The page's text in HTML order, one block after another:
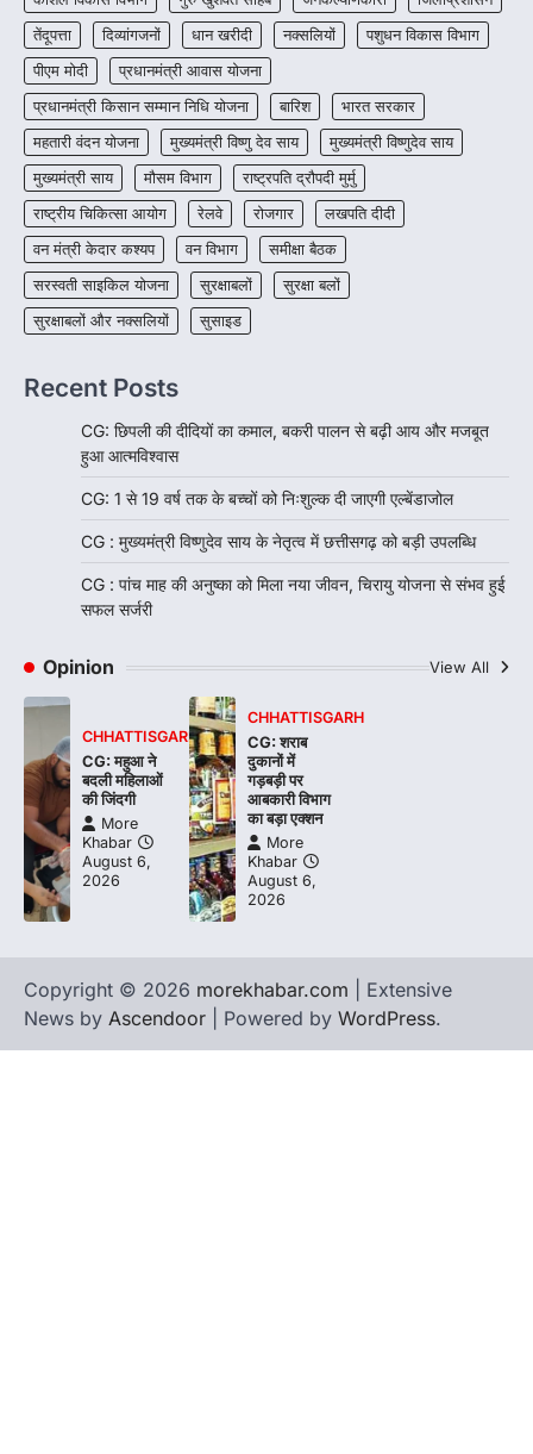
4
रायपुर। राष्ट्रीय बाल स्वास्थ्य कार्यक्रम (चिरायु) के तहत
जशपुर जिले की 5 माह की मासूम…
तेंदूपत्ता
दिव्यांगजनों धान खरीदी नक्सलियों
पशुधन विकास विभाग
पीएम मोदी
प्रधानमंत्री आवास योजना
प्रधानमंत्री किसान सम्मान निधि योजना
बारिश
भारत सरकार
महतारी वंदन योजना
मुख्यमंत्री विष्णु देव साय
मुख्यमंत्री विष्णुदेव साय
मुख्यमंत्री साय
मौसम विभाग
राष्ट्रपति द्रौपदी मुर्मु
राष्ट्रीय चिकित्सा आयोग
रेलवे रोजगार
लखपति दीदी
वन मंत्री केदार कश्यप
वन विभाग
समीक्षा बैठक
सरस्वती साइकिल योजना
सुरक्षाबलों
सुरक्षा बलों
सुरक्षाबलों और नक्सलियों
सुसाइड
Recent Posts
CG: छिपली की दीदियों का कमाल, बकरी पालन से बढ़ी आय और मजबूत
हुआ आत्मविश्वास
CG: 1 से 19 वर्ष तक के बच्चों को निःशुल्क दी जाएगी एल्बेंडाजोल
CG : मुख्यमंत्री विष्णुदेव साय के नेतृत्व में छत्तीसगढ़ को बड़ी उपलब्धि
CG : पांच माह की अनुष्का को मिला नया जीवन, चिरायु योजना से संभव हुई
सफल सर्जरी
Opinion View All
CHHATTISGARH
CG: महुआ ने
बदली महिलाओं
की जिंदगी
More
Khabar
August 6,
2026
CHHATTISGARH
CG: शराब
दुकानों में
गड़बड़ी पर
आबकारी विभाग
का बड़ा एक्शन
More
Khabar
August 6,
2026
Copyright © 2026 morekhabar.com | Extensive
News by Ascendoor | Powered by WordPress.